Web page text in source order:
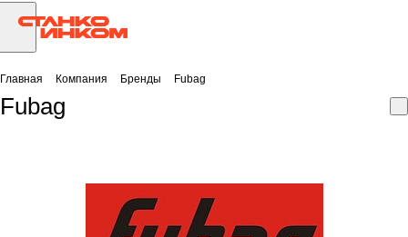
Главная Компания Бренды Fubag
Fubag